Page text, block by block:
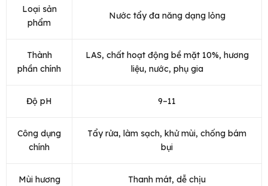
Loại sản
phẩm
Nước tẩy đa năng dạng lỏng
Thành
phần chính
LAS, chất hoạt động bề mặt 10%, hương
liệu, nước, phụ gia
Độ pH 9–11
Công dụng
chính
Tẩy rửa, làm sạch, khử mùi, chống bám
bụi
Mùi hương Thanh mát, dễ chịu